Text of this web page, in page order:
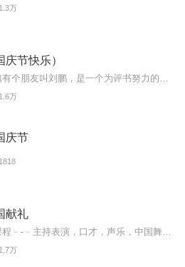
1.3万
节快乐）
1.6万
庆节
1818
献礼
1.7万